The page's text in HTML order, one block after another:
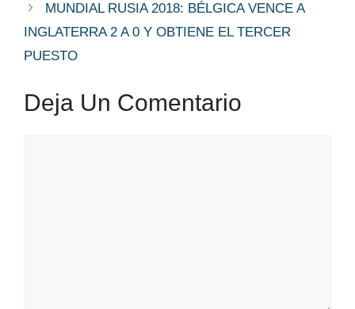
MUNDIAL RUSIA 2018: BÉLGICA VENCE A
INGLATERRA 2 A 0 Y OBTIENE EL TERCER
PUESTO
Deja Un Comentario